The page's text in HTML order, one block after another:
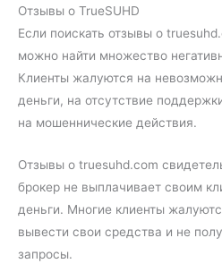
Отзывы о TrueSUHD
Если поискать отзывы о
можно найти множество
Клиенты жалуются на
деньги, на отсутствие
на мошеннические действия.
Отзывы о truesuhd.com
брокер не выплачивает своим
деньги. Многие клиенты
вывести свои средства и не
запросы.